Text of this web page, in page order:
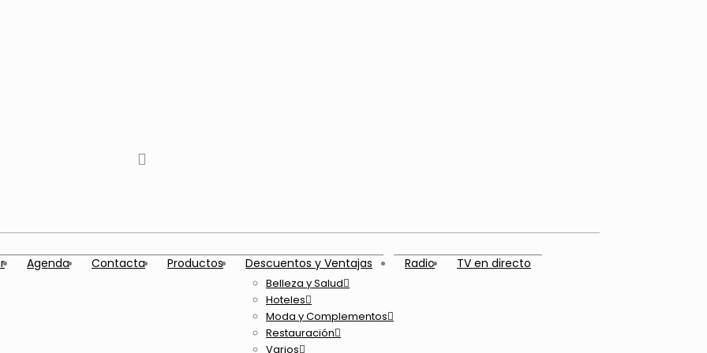
Youtube
Agenda Contacta Productos Descuentos y Ventajas
Belleza y Salud
Hoteles
Moda y Complementos
Restauración
Varios
Radio TV en directo